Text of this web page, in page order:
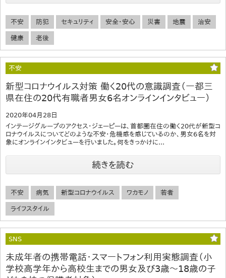
不安 防犯 セキュリティ 安全・安心 災害 地震 治安
健康 老後
不安
新型コロナウイルス対策 働く20代の意識調査（一都三
県在住の20代有職者男女6名オンラインインタビュー）
2020年04月28日
インテージグループのアクセス・ジェーピーは、首都圏在住の働く20代が新型コ
ロナウイルスについてどのような不安・危機感を感じているのか、男女6名を対
象にオンラインインタビューを行いました。何をきっかけに...
続きを読む
不安 病気 新型コロナウイルス ワカモノ 若者
ライフスタイル
SNS
未成年者の携帯電話・スマートフォン利用実態調査（小
学校高学年から高校生までの男女及び3歳～18歳の子